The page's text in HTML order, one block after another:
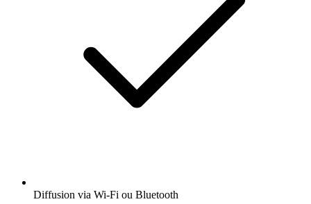
Diffusion via Wi-Fi ou Bluetooth